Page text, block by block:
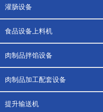
灌肠设备
食品设备上料机
肉制品拌馅设备
肉制品加工配套设备
提升输送机